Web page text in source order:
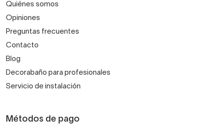
Quiénes somos
Opiniones
Preguntas frecuentes
Contacto
Blog
Decorabaño para profesionales
Servicio de instalación
Métodos de pago